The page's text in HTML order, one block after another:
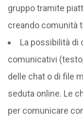
gruppo tramite
creando comunità
La possibilità di
comunicativi
delle chat o di file
seduta online. Le
per comunicare